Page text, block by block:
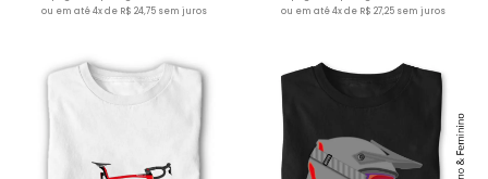
ou em até 4x de R$ 24,75 sem juros
ou em até 4x de R$ 27,25 sem juros